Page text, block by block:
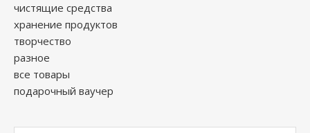
чистящие средства
хранение продуктов
творчество
разное
все товары
подарочный ваучер